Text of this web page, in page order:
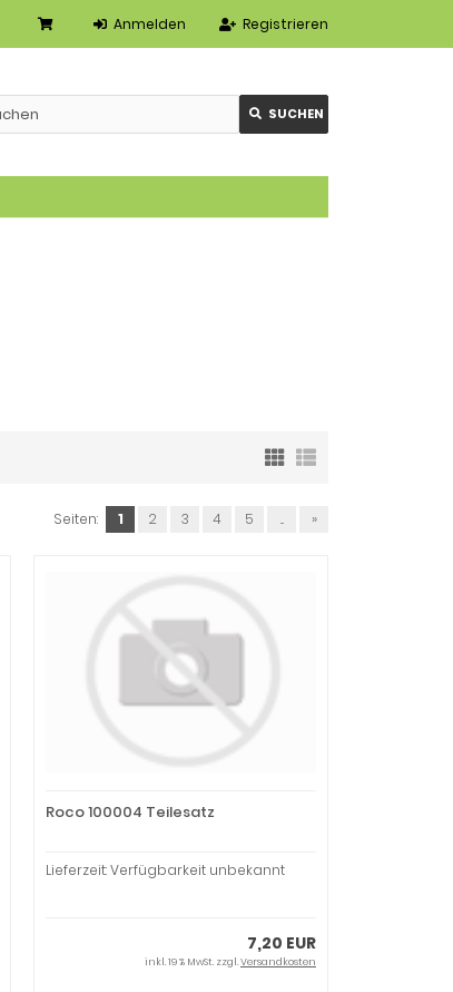
Registrieren
Anmelden
SUCHEN
Seiten: 1 2 3 4 5 ... »
Roco 100004 Teilesatz
Lieferzeit: Verfügbarkeit unbekannt
7,20 EUR
inkl. 19 % MwSt. zzgl.Versandkosten